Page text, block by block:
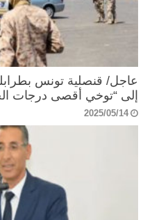
عاجل/ قنصلية تونس
إلى “توخي أقصى درجات
2025/05/14